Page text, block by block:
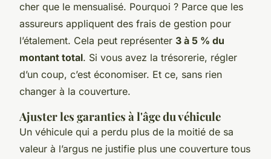
cher que le mensualisé. Pourquoi ? Parce que les
assureurs appliquent des frais de gestion pour
l’étalement. Cela peut représenter 3 à 5 % du
montant total. Si vous avez la trésorerie, régler
d’un coup, c’est économiser. Et ce, sans rien
changer à la couverture.
Ajuster les garanties à l'âge du véhicule
Un véhicule qui a perdu plus de la moitié de sa
valeur à l’argus ne justifie plus une couverture tous